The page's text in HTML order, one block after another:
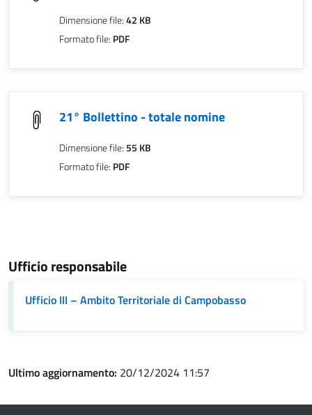
Dimensione file:42 KB
Formato file: PDF
21° Bollettino - totale nomine
Dimensione file:55 KB
Formato file: PDF
Ufficio responsabile
Ufficio III – Ambito Territoriale di Campobasso
Ultimo aggiornamento: 20/12/2024 11:57